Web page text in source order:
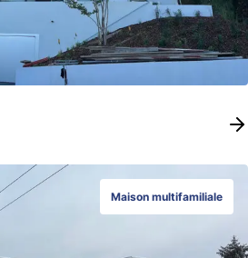
Maison multifamiliale